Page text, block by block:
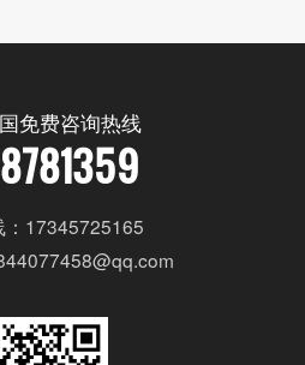
免费咨询热线
：17345725165